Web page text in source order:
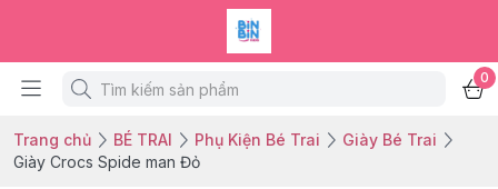
0
Trang chủ BÉ TRAI Phụ Kiện Bé Trai
Giày Bé Trai
Giày Crocs Spide man Đỏ